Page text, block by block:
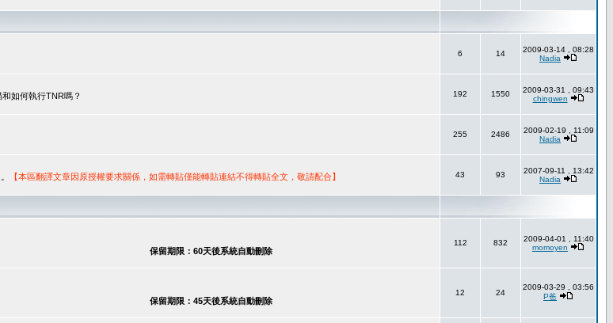
6 14
2009-03-14 , 08:28
Nadia
如何執行TNR嗎？ 192 1550
2009-03-31 , 09:43
chingwen
255 2486
2009-02-19 , 11:09
Nadia
【本區翻譯文章因原授權要求關係，如需轉貼僅能轉貼連結不得轉貼全文，敬請配合】 43 93
2007-09-11 , 13:42
Nadia
保留期限：60天後系統自動刪除
112 832
2009-04-01 , 11:40
momoyen
保留期限：45天後系統自動刪除
12 24
2009-03-29 , 03:56
P爸